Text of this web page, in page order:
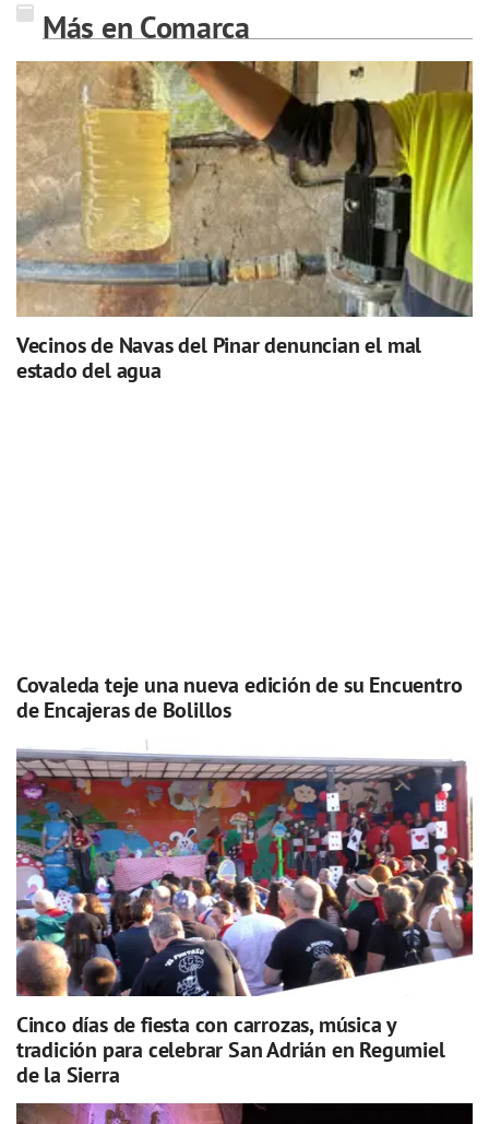
Más en Comarca
Vecinos de Navas del Pinar denuncian el mal
estado del agua
Covaleda teje una nueva edición de su Encuentro
de Encajeras de Bolillos
Cinco días de fiesta con carrozas, música y
tradición para celebrar San Adrián en Regumiel
de la Sierra